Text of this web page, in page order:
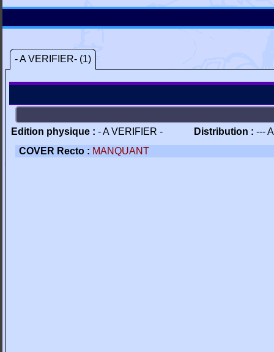
- A VERIFIER- (1)
Edition physique : - A VERIFIER - Distribution : ---
COVER Recto : MANQUANT